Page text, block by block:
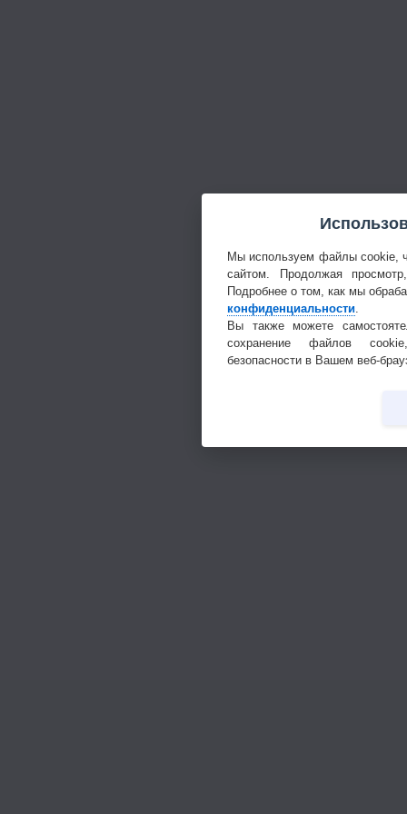
Мы используем файлы cookie,
сайтом. Продолжая
Подробнее о том, как мы
конфиденциальности
Вы также можете
сохранение файлов
безопасности в Вашем веб-